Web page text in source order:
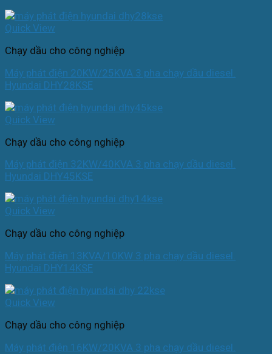
Quick View
Chạy dầu cho công nghiệp
Máy phát điện 20KW/25KVA 3 pha chạy dầu diesel.
Hyundai DHY28KSE
Quick View
Chạy dầu cho công nghiệp
Máy phát điện 32KW/40KVA 3 pha chạy dầu diesel.
Hyundai DHY45KSE
Quick View
Chạy dầu cho công nghiệp
Máy phát điện 13KVA/10KW 3 pha chạy dầu diesel.
Hyundai DHY14KSE
Quick View
Chạy dầu cho công nghiệp
Máy phát điện 16KW/20KVA 3 pha chạy dầu diesel.